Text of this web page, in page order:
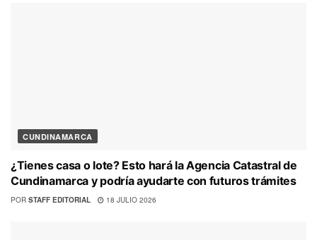
CUNDINAMARCA
¿Tienes casa o lote? Esto hará la Agencia Catastral de
Cundinamarca y podría ayudarte con futuros trámites
POR STAFF EDITORIAL 18 JULIO 2026